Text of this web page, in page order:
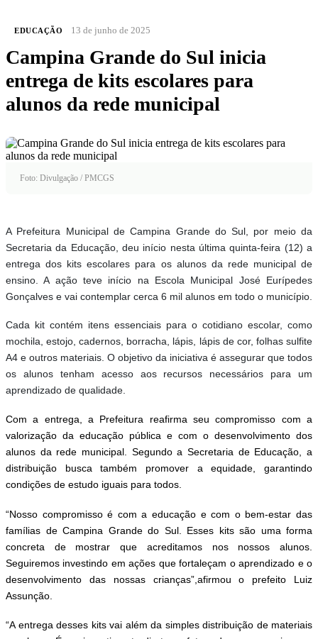
EDUCAÇÃO 13 de junho de 2025
Campina Grande do Sul inicia
entrega de kits escolares para
alunos da rede municipal
Foto: Divulgação / PMCGS
A Prefeitura Municipal de Campina Grande do Sul, por meio da
Secretaria da Educação, deu início nesta última quinta-feira (12) a
entrega dos kits escolares para os alunos da rede municipal de
ensino. A ação teve início na Escola Municipal José Eurípedes
Gonçalves e vai contemplar cerca 6 mil alunos em todo o município.
Cada kit contém itens essenciais para o cotidiano escolar, como
mochila, estojo, cadernos, borracha, lápis, lápis de cor, folhas sulfite
A4 e outros materiais. O objetivo da iniciativa é assegurar que todos
os alunos tenham acesso aos recursos necessários para um
aprendizado de qualidade.
Com a entrega, a Prefeitura reafirma seu compromisso com a
valorização da educação pública e com o desenvolvimento dos
alunos da rede municipal. Segundo a Secretaria de Educação, a
distribuição busca também promover a equidade, garantindo
condições de estudo iguais para todos.
“Nosso compromisso é com a educação e com o bem-estar das
famílias de Campina Grande do Sul. Esses kits são uma forma
concreta de mostrar que acreditamos nos nossos alunos.
Seguiremos investindo em ações que fortaleçam o aprendizado e o
desenvolvimento das nossas crianças”,afirmou o prefeito Luiz
Assunção.
“A entrega desses kits vai além da simples distribuição de materiais